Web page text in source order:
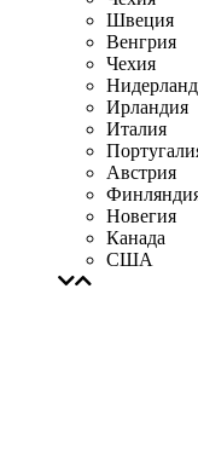
Швеция
Венгрия
Чехия
Ирландия
Италия
Австрия
Новегия
Канада
США